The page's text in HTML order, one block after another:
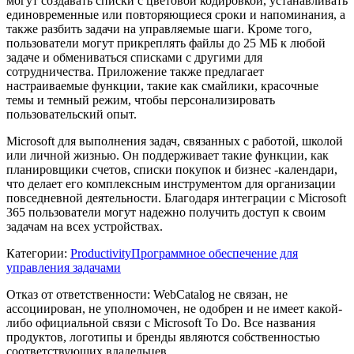
единовременные или повторяющиеся сроки и напоминания, а
также разбить задачи на управляемые шаги. Кроме того,
пользователи могут прикреплять файлы до 25 МБ к любой
задаче и обмениваться списками с другими для
сотрудничества. Приложение также предлагает
настраиваемые функции, такие как смайлики, красочные
темы и темный режим, чтобы персонализировать
пользовательский опыт.
Microsoft для выполнения задач, связанных с работой, школой
или личной жизнью. Он поддерживает такие функции, как
планировщики счетов, списки покупок и бизнес -календари,
что делает его комплексным инструментом для организации
повседневной деятельности. Благодаря интеграции с Microsoft
365 пользователи могут надежно получить доступ к своим
задачам на всех устройствах.
Категории: ProductivityПрограммное обеспечение для
управления задачами
Отказ от ответственности: WebCatalog не связан, не
ассоциирован, не уполномочен, не одобрен и не имеет какой-
либо официальной связи с Microsoft To Do. Все названия
продуктов, логотипы и бренды являются собственностью
соответствующих владельцев.